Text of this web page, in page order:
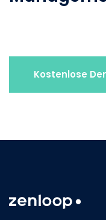
Kostenlose